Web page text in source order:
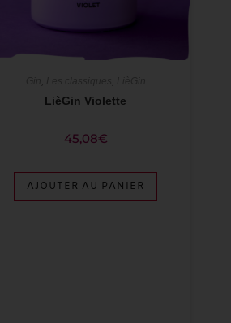
, ,
LièGin Violette
45,08€
AJOUTER AU PANIER